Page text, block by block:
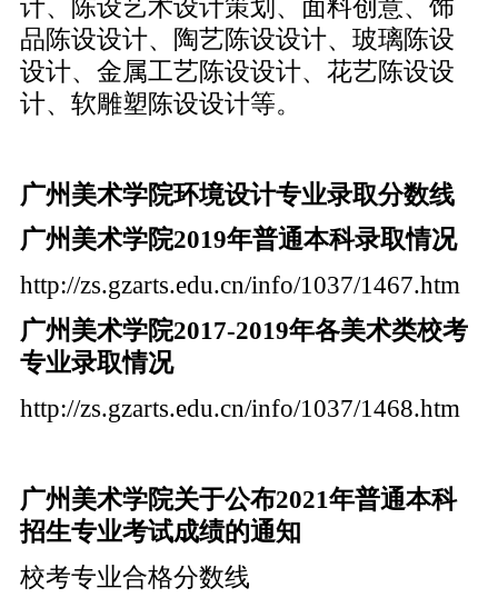
计、陈设艺术设计策划、面料创意、饰
品陈设设计、陶艺陈设设计、玻璃陈设
设计、金属工艺陈设设计、花艺陈设设
计、软雕塑陈设设计等。
广州美术学院环境设计专业录取分数线
广州美术学院2019年普通本科录取情况
http://zs.gzarts.edu.cn/info/1037/1467.htm
广州美术学院2017-2019年各美术类校考
专业录取情况
http://zs.gzarts.edu.cn/info/1037/1468.htm
广州美术学院关于公布2021年普通本科
招生专业考试成绩的通知
校考专业合格分数线